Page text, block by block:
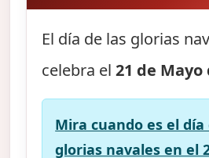
El día de las glorias
celebra el21 de Mayo
Mira cuando es el día
glorias navales en el